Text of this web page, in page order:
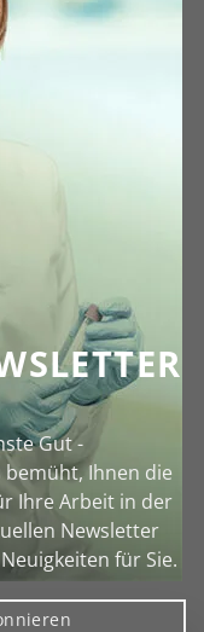
Gut -
bemüht, Ihnen die
Ihre Arbeit in der
Newsletter
für Sie.